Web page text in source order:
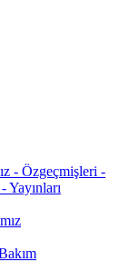
- Özgeçmişleri -
Yayınları